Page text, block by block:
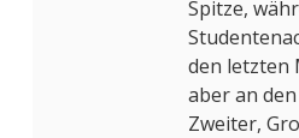
Spitze,
den letzten
aber an
Zweiter,